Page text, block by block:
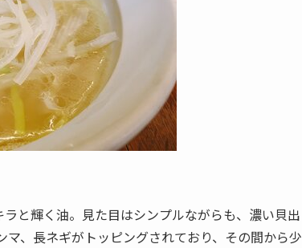
と輝く油。見た目はシンプルながらも、濃い貝出
、長ネギがトッピングされており、その間から少